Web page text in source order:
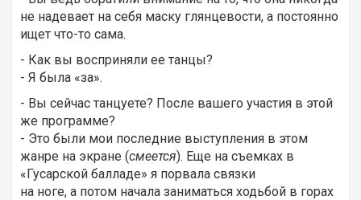
не надевает на себя маску глянцевости, а постоянно
ищет что-то сама.
- Как вы восприняли ее танцы?
- Я была «за».
- Вы сейчас танцуете? После вашего участия в этой
же программе?
- Это были мои последние выступления в этом
жанре на экране (смеется). Еще на съемках в
«Гусарской балладе» я порвала связки
на ноге, а потом начала заниматься ходьбой в горах